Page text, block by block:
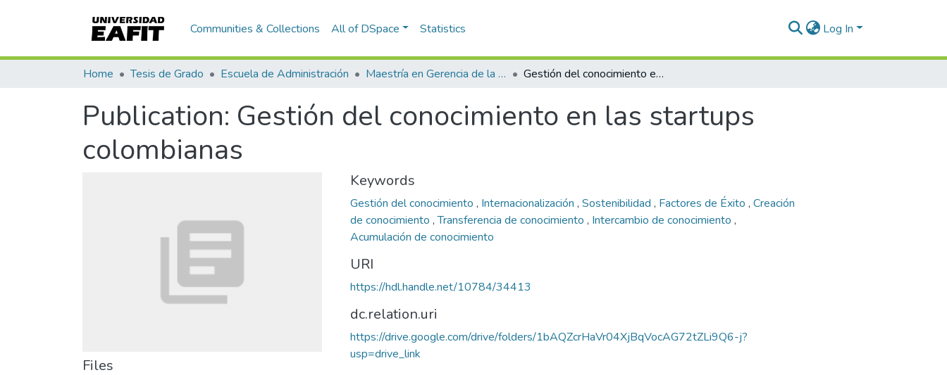
Communities & Collections All of DSpace Statistics Log In
Home Tesis de Grado Escuela de Administración Maestría en Gerencia de la Innovación y el Conocimiento (tesis) Gestión del conocimiento en las startups colombianas
Publication: Gestión del conocimiento en las startups
colombianas
Files
Keywords
Gestión del conocimiento , Internacionalización , Sostenibilidad , Factores de Éxito , Creación
de conocimiento ,Transferencia de conocimiento , Intercambio de conocimiento ,
Acumulación de conocimiento
URI
https://hdl.handle.net/10784/34413
dc.relation.uri
https://drive.google.com/drive/folders/1bAQZcrHaVr04XjBqVocAG72tZLi9Q6-j?
usp=drive_link